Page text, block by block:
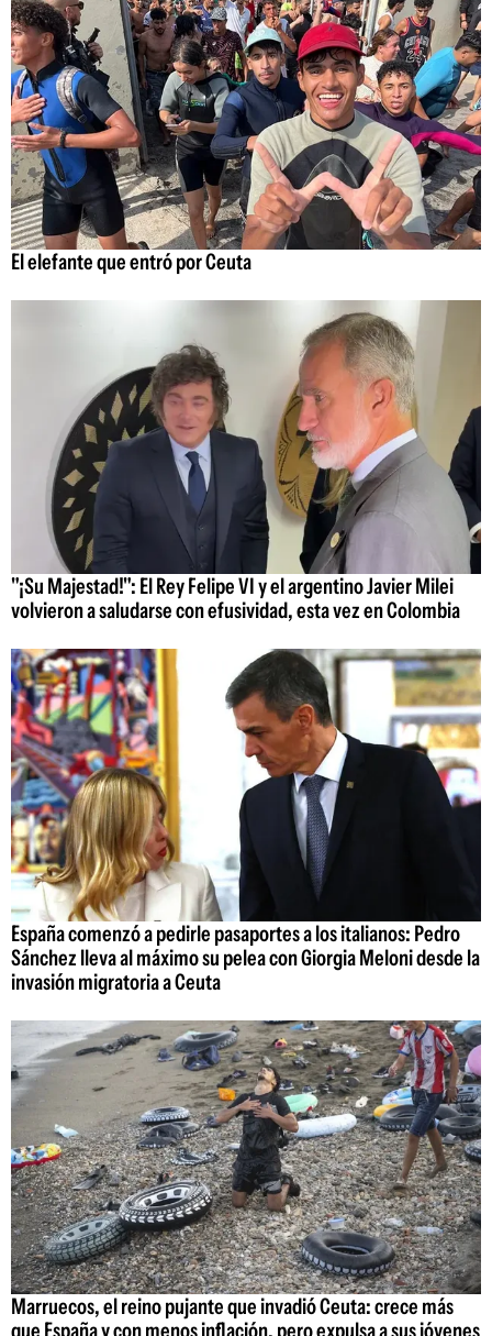
El elefante que entró por Ceuta
"¡Su Majestad!": El Rey Felipe VI y el argentino Javier Milei
volvieron a saludarse con efusividad, esta vez en Colombia
España comenzó a pedirle pasaportes a los italianos: Pedro
Sánchez lleva al máximo su pelea con Giorgia Meloni desde la
invasión migratoria a Ceuta
Marruecos, el reino pujante que invadió Ceuta: crece más
que España y con menos inflación, pero expulsa a sus jóvenes